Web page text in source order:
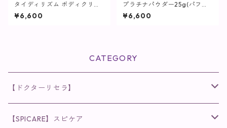
タイディリズム ボディクリー
ム / 500ml【SPICARE】
¥6,600
プラチナパウダー25g(パフ付
き)【ヴィプランツ】
¥6,600
CATEGORY
【ドクターリセラ】
◉AQUA VENUS
【SPICARE】スピケア